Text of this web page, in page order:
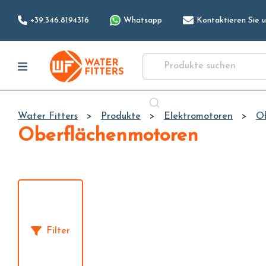
+39.346.8194316 Whatsapp Kontaktieren Sie
Water Fitters Produkte Elektromotoren
Oberflächenmotoren
Filter